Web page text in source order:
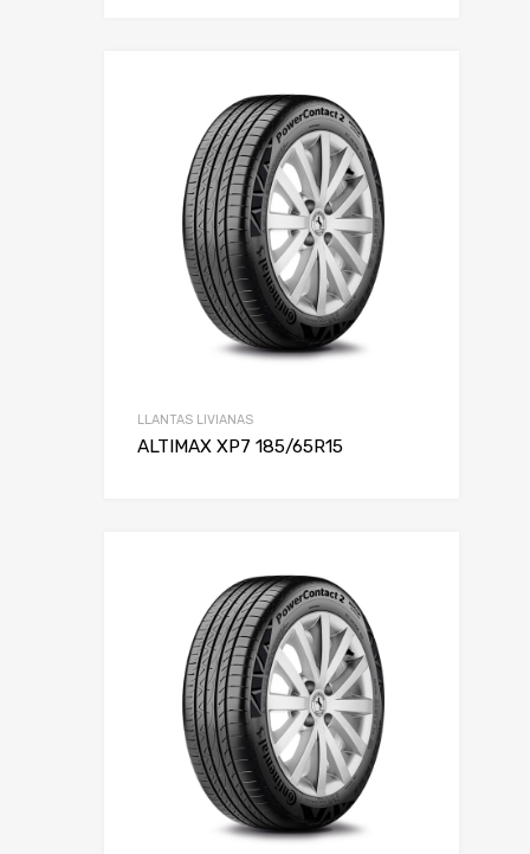
LLANTAS LIVIANAS
ALTIMAX XP7 185/65R15